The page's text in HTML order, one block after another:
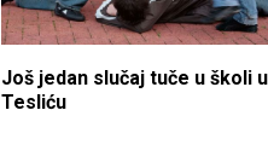
Još jedan slučaj tuče u školi u
Tesliću